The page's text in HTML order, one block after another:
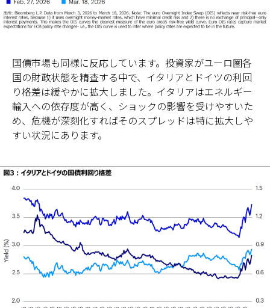
国債市場も同様に反応しています。投資家がユーロ圏各
国の財政状態を精査する中で、イタリアとドイツの利回
り格差は緩やかに拡大しました。イタリアはエネルギー
輸入への依存度が高く、ショックの影響を受けやすいた
め、危機が深刻化すればそのスプレッドは特に拡大しや
すい状況にあります。